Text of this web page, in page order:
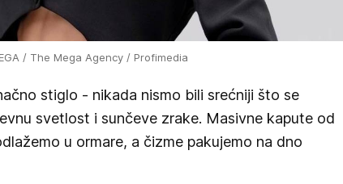
/ The Mega Agency / Profimedia
stiglo - nikada nismo bili srećniji što se
svetlost i sunčeve zrake. Masivne kapute od
u ormare, a čizme pakujemo na dno